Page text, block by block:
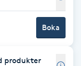
Boka
produkter